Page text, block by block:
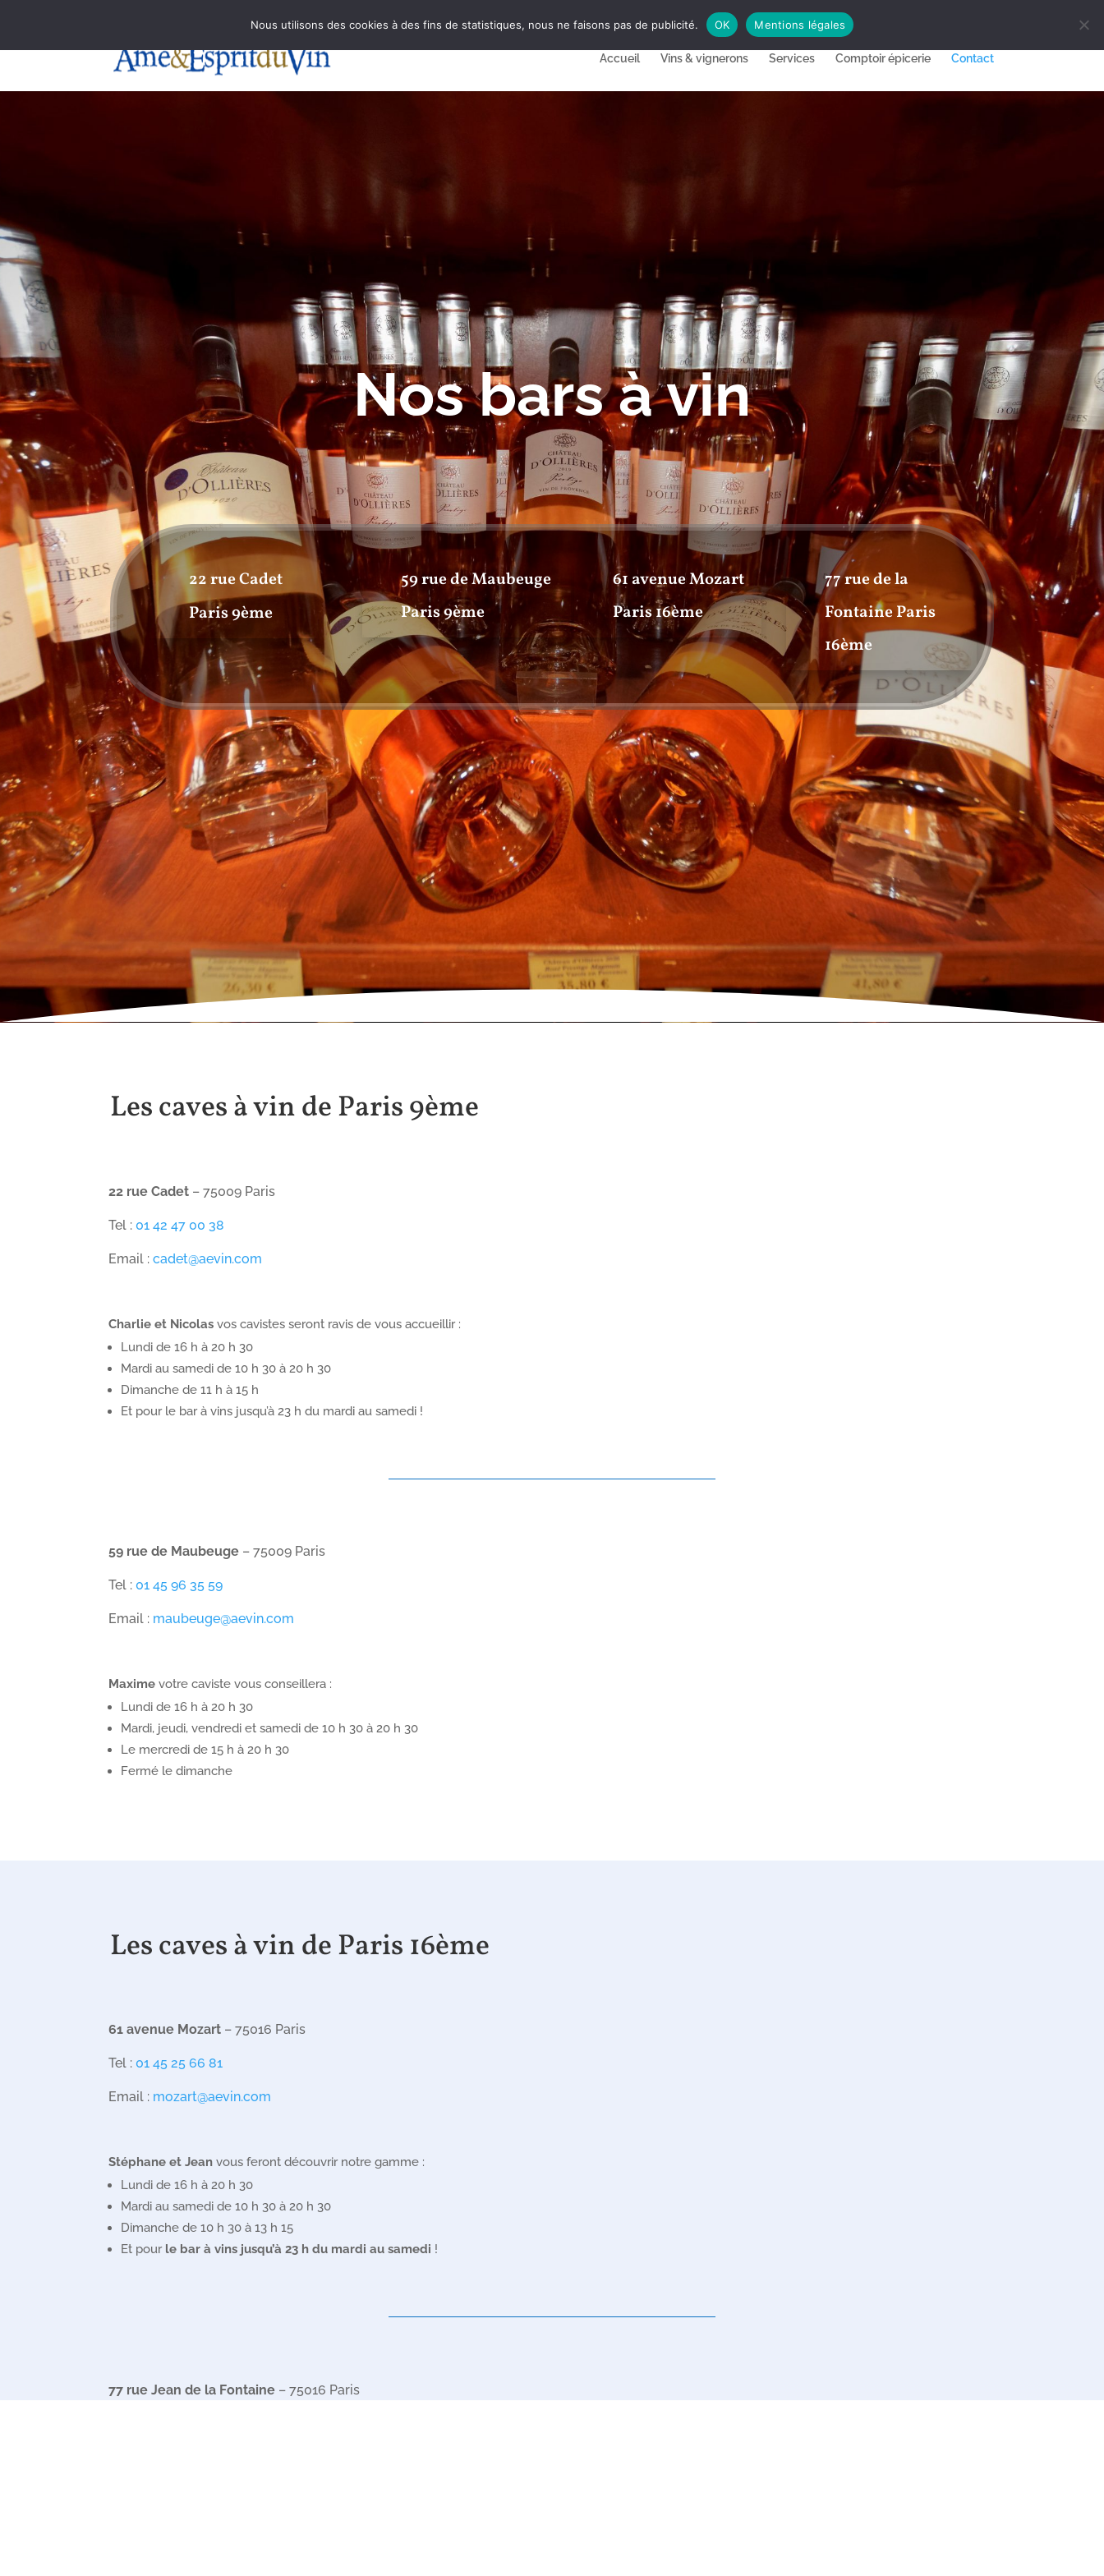
Accueil Vins & vignerons Services Comptoir épicerie Contact
Nos bars à vin
22 rue Cadet
Paris 9ème
59 rue de Maubeuge
Paris 9ème
61 avenue Mozart
Paris 16ème
77 rue de la
Fontaine Paris
16ème
Les caves à vin de Paris 9ème
22 rue Cadet – 75009 Paris
Tel : 01 42 47 00 38
Email : cadet@aevin.com
Charlie et Nicolas vos cavistes seront ravis de vous accueillir :
Lundi de 16 h à 20 h 30
Mardi au samedi de 10 h 30 à 20 h 30
Dimanche de 11 h à 15 h
Et pour le bar à vins jusqu’à 23 h du mardi au samedi !
59 rue de Maubeuge – 75009 Paris
Tel : 01 45 96 35 59
Email : maubeuge@aevin.com
Maxime votre caviste vous conseillera :
Lundi de 16 h à 20 h 30
Mardi, jeudi, vendredi et samedi de 10 h 30 à 20 h 30
Le mercredi de 15 h à 20 h 30
Fermé le dimanche
Les caves à vin de Paris 16ème
61 avenue Mozart – 75016 Paris
Tel : 01 45 25 66 81
Email : mozart@aevin.com
Stéphane et Jean vous feront découvrir notre gamme :
Lundi de 16 h à 20 h 30
Mardi au samedi de 10 h 30 à 20 h 30
Dimanche de 10 h 30 à 13 h 15
Et pour le bar à vins jusqu’à 23 h du mardi au samedi !
77 rue Jean de la Fontaine – 75016 Paris
Nous utilisons des cookies à des fins de statistiques, nous ne faisons pas de publicité. OK Mentions légales